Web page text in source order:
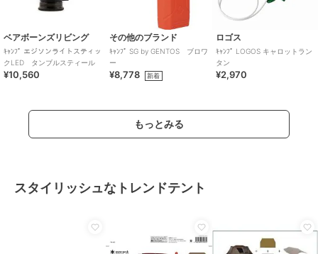
ベアボーンズリビング
ｷｬﾝﾌﾟ エジソンライトスティッ
クLED タンブルスティール
¥10,560
その他のブランド
ｷｬﾝﾌﾟ SG by GENTOS ブロワ
ー
¥8,778 新着
ロゴス
ｷｬﾝﾌﾟ LOGOS キャロットラン
タン
¥2,970
もっとみる
スタイリッシュなトレンドテント